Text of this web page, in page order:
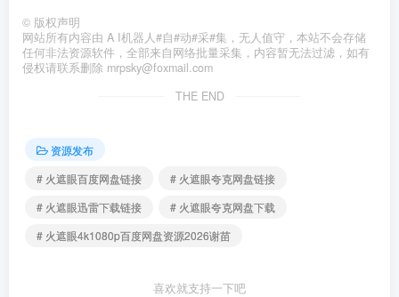
© 版权声明
网站所有内容由 A I机器人#自#动#采#集，无人值守，本站不会存储
任何非法资源软件，全部来自网络批量采集，内容暂无法过滤，如有
侵权请联系删除 mrpsky@foxmail.com
THE END
资源发布
# 火遮眼百度网盘链接
# 火遮眼夸克网盘链接
# 火遮眼迅雷下载链接
# 火遮眼夸克网盘下载
# 火遮眼4k1080p百度网盘资源2026谢苗
喜欢就支持一下吧